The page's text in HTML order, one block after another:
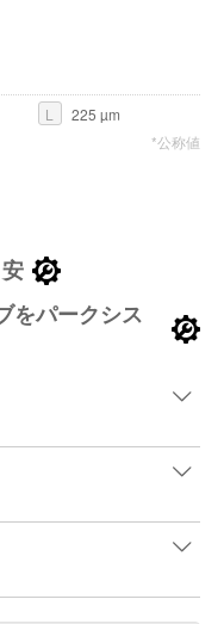
L
225 µm
*公称値
をパークシス